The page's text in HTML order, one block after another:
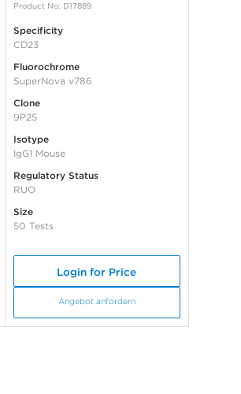
Product No: D17889
Specificity
CD23
Fluorochrome
SuperNova v786
Clone
9P25
Isotype
IgG1 Mouse
Regulatory Status
RUO
Size
50 Tests
Login for Price
Angebot anfordern